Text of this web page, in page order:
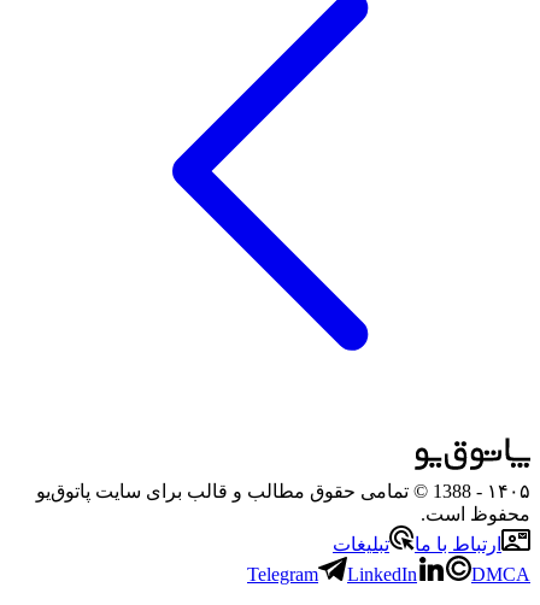
۱۴۰۵
- 1388 © تمامی حقوق مطالب و قالب برای سایت پاتوق‌یو
محفوظ است.
ارتباط با ما
تبلیغات
Telegram
LinkedIn DMCA